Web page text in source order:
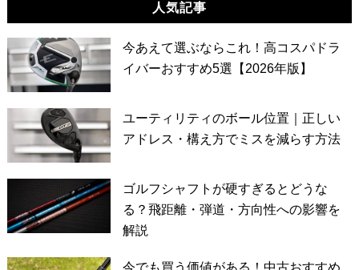
人気記事
今あえて選ぶならこれ！高コスパドラ
イバーおすすめ5選【2026年版】
ユーティリティのボール位置｜正しい
アドレス・構え方でミスを減らす方法
ゴルフシャフトが硬すぎるとどうな
る？飛距離・弾道・方向性への影響を
解説